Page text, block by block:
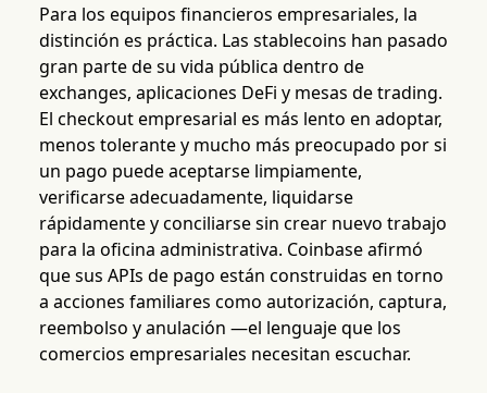
Para los equipos financieros empresariales, la
distinción es práctica. Las stablecoins han pasado
gran parte de su vida pública dentro de
exchanges, aplicaciones DeFi y mesas de trading.
El checkout empresarial es más lento en adoptar,
menos tolerante y mucho más preocupado por si
un pago puede aceptarse limpiamente,
verificarse adecuadamente, liquidarse
rápidamente y conciliarse sin crear nuevo trabajo
para la oficina administrativa. Coinbase afirmó
que sus APIs de pago están construidas en torno
a acciones familiares como autorización, captura,
reembolso y anulación —el lenguaje que los
comercios empresariales necesitan escuchar.